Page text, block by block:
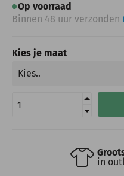
Op voorraad
Binnen 48 uur verzonden
Kies je maat
in